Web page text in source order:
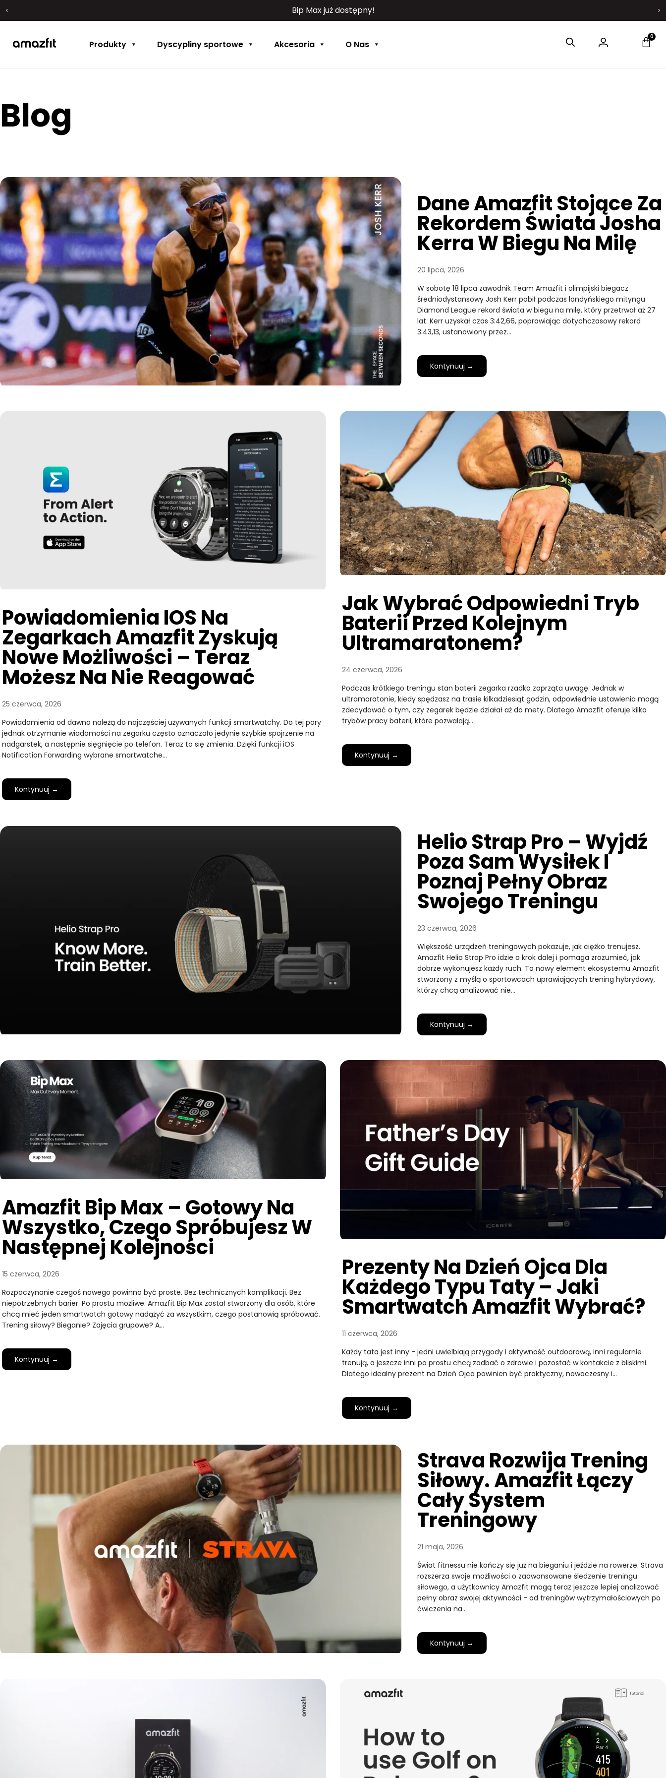
Bip Max już dostępny!
Produkty Dyscypliny sportowe Akcesoria O Nas
0
Blog
Dane Amazfit Stojące Za
Rekordem Świata Josha
Kerra W Biegu Na Milę
20 lipca, 2026
W sobotę 18 lipca zawodnik Team Amazfit i olimpijski biegacz
średniodystansowy Josh Kerr pobił podczas londyńskiego mityngu
Diamond League rekord świata w biegu na milę, który przetrwał aż 27
lat. Kerr uzyskał czas 3:42,66, poprawiając dotychczasowy rekord
3:43,13, ustanowiony przez…
Kontynuuj →
Powiadomienia IOS Na
Zegarkach Amazfit Zyskują
Nowe Możliwości – Teraz
Możesz Na Nie Reagować
25 czerwca, 2026
Powiadomienia od dawna należą do najczęściej używanych funkcji smartwatchy. Do tej pory
jednak otrzymanie wiadomości na zegarku często oznaczało jedynie szybkie spojrzenie na
nadgarstek, a następnie sięgnięcie po telefon. Teraz to się zmienia. Dzięki funkcji iOS
Notification Forwarding wybrane smartwatche…
Kontynuuj →
Jak Wybrać Odpowiedni Tryb
Baterii Przed Kolejnym
Ultramaratonem?
24 czerwca, 2026
Podczas krótkiego treningu stan baterii zegarka rzadko zaprząta uwagę. Jednak w
ultramaratonie, kiedy spędzasz na trasie kilkadziesiąt godzin, odpowiednie ustawienia mogą
zdecydować o tym, czy zegarek będzie działał aż do mety. Dlatego Amazfit oferuje kilka
trybów pracy baterii, które pozwalają…
Kontynuuj →
Helio Strap Pro – Wyjdź
Poza Sam Wysiłek I
Poznaj Pełny Obraz
Swojego Treningu
23 czerwca, 2026
Większość urządzeń treningowych pokazuje, jak ciężko trenujesz.
Amazfit Helio Strap Pro idzie o krok dalej i pomaga zrozumieć, jak
dobrze wykonujesz każdy ruch. To nowy element ekosystemu Amazfit
stworzony z myślą o sportowcach uprawiających trening hybrydowy,
którzy chcą analizować nie…
Kontynuuj →
Amazfit Bip Max – Gotowy Na
Wszystko, Czego Spróbujesz W
Następnej Kolejności
15 czerwca, 2026
Rozpoczynanie czegoś nowego powinno być proste. Bez technicznych komplikacji. Bez
niepotrzebnych barier. Po prostu możliwe. Amazfit Bip Max został stworzony dla osób, które
chcą mieć jeden smartwatch gotowy nadążyć za wszystkim, czego postanowią spróbować.
Trening siłowy? Bieganie? Zajęcia grupowe? A…
Kontynuuj →
Prezenty Na Dzień Ojca Dla
Każdego Typu Taty – Jaki
Smartwatch Amazfit Wybrać?
11 czerwca, 2026
Każdy tata jest inny - jedni uwielbiają przygody i aktywność outdoorową, inni regularnie
trenują, a jeszcze inni po prostu chcą zadbać o zdrowie i pozostać w kontakcie z bliskimi.
Dlatego idealny prezent na Dzień Ojca powinien być praktyczny, nowoczesny i…
Kontynuuj →
Strava Rozwija Trening
Siłowy. Amazfit Łączy
Cały System
Treningowy
21 maja, 2026
Świat fitnessu nie kończy się już na bieganiu i jeździe na rowerze. Strava
rozszerza swoje możliwości o zaawansowane śledzenie treningu
siłowego, a użytkownicy Amazfit mogą teraz jeszcze lepiej analizować
pełny obraz swojej aktywności - od treningów wytrzymałościowych po
ćwiczenia na…
Kontynuuj →